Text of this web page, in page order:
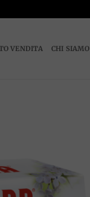
VENDITA CHI SIAMO